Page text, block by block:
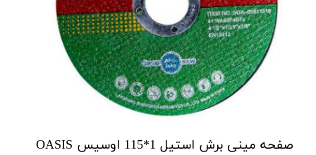
صفحه مینی برش استیل 1*115 اوسیس OASIS